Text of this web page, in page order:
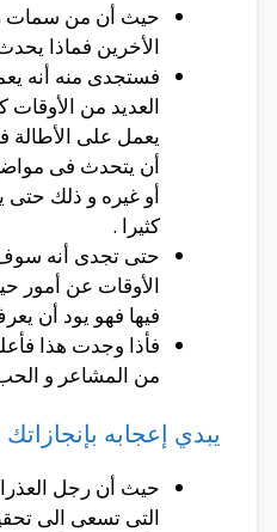
حيث أن من سمات
الأخرين فماذا
فستجدى منه أنه
العديد من
يعمل على
أن يتحدث فى
أو غيره و ذلك
كثيرا .
حتى تجدى أنه
الأوقات عن أمور
فيها فهو يود أن
فأذا وجدت هذا
من المشاعر و
يبدي إعجابه
حيث أن رجل
التى تسعى الى